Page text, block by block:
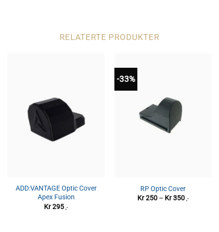
RELATERTE PRODUKTER
ADD:VANTAGE Optic Cover
Apex Fusion
Kr295 ,-
-33%
RP Optic Cover
Kr250 – Kr350 ,-